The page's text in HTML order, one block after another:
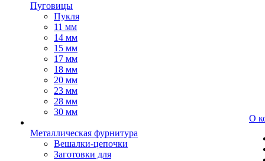
Пуговицы
Пукля
11 мм
14 мм
15 мм
17 мм
18 мм
20 мм
23 мм
28 мм
30 мм
Металлическая фурнитура
Вешалки-цепочки
Заготовки для
О